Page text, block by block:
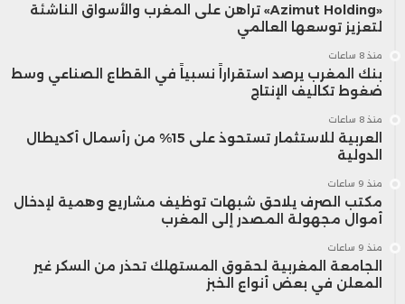
«Azimut Holding» تراهن على المغرب والأسواق الناشئة
لتعزيز توسعها العالمي
منذ 8 ساعات
بنك المغرب يرصد استقراراً نسبياً في القطاع الصناعي وسط
ضغوط تكاليف الإنتاج
منذ 8 ساعات
العربية للاستثمار تستحوذ على 15% من رأسمال أكديطال
الدولية
منذ 9 ساعات
مكتب الصرف يلاحق شبهات توظيف مشاريع وهمية لإدخال
أموال مجهولة المصدر إلى المغرب
منذ 9 ساعات
الجامعة المغربية لحقوق المستهلك تحذر من السكر غير
المعلن في بعض أنواع الخبز